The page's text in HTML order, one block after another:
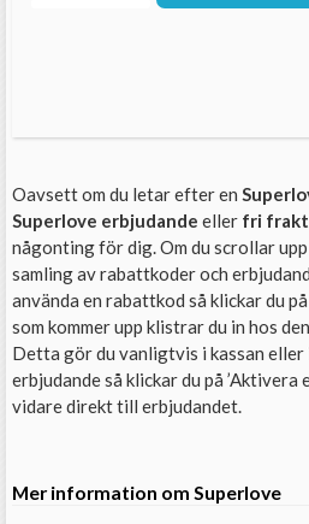
Oavsett om du letar efter en
Superlove erbjudande eller fri frakt
någonting för dig. Om du scrollar
samling av rabattkoder och
använda en rabattkod så klickar du på
som kommer upp klistrar du in hos
Detta gör du vanligtvis i kassan
erbjudande så klickar du på ’Aktivera
vidare direkt till erbjudandet.
Mer information om Superlove